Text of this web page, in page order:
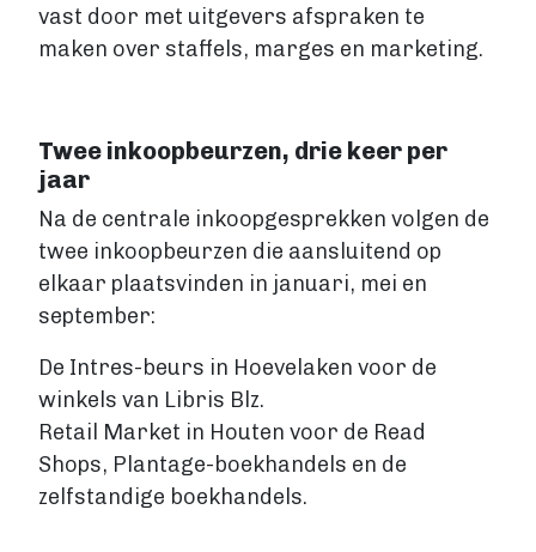
Boek schrijven
FICTIE
Fantasy
Kinderboek
Roman
Thriller
Support
Prijzen
Blog
Over ons
vast door met uitgevers afspraken te
maken over staffels, marges en marketing.
Twee inkoopbeurzen, drie keer per
jaar
Na de centrale inkoopgesprekken volgen de
twee inkoopbeurzen die aansluitend op
elkaar plaatsvinden in januari, mei en
september:
De Intres-beurs in Hoevelaken voor de
winkels van Libris Blz.
Retail Market in Houten voor de Read
Shops, Plantage-boekhandels en de
zelfstandige boekhandels.